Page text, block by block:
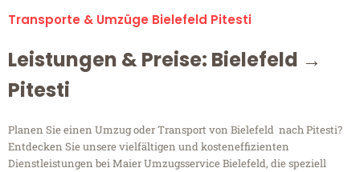
Transporte & Umzüge Bielefeld Pitesti
Leistungen & Preise: Bielefeld →
Pitesti
Planen Sie einen Umzug oder Transport von Bielefeld nach Pitesti?
Entdecken Sie unsere vielfältigen und kosteneffizienten
Dienstleistungen bei Maier Umzugsservice Bielefeld, die speziell